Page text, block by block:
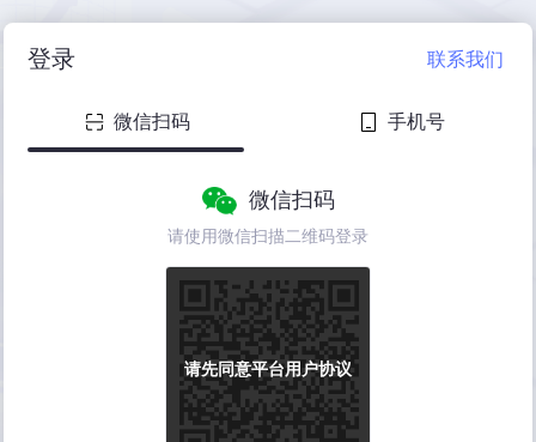
登录 联系我们
微信扫码 手机号
微信扫码
请使用微信扫描二维码登录
请先同意平台用户协议